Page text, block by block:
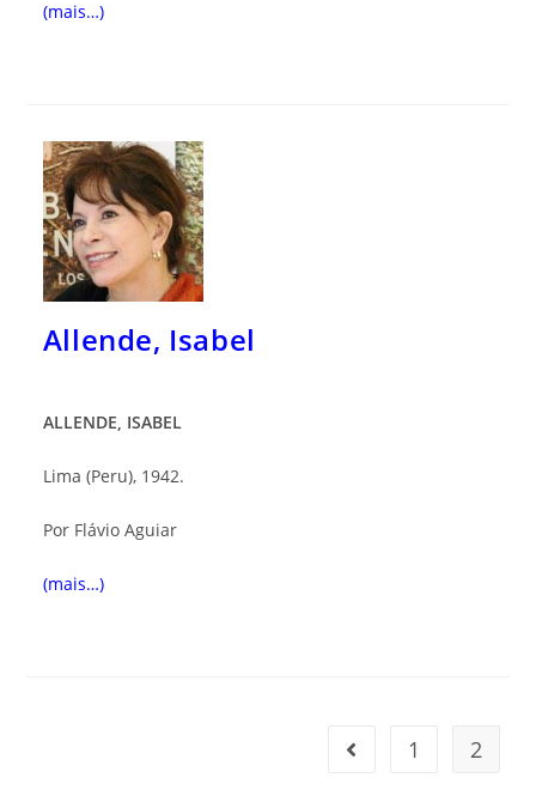
(mais…)
Allende, Isabel
ALLENDE, ISABEL
Lima (Peru), 1942.
Por Flávio Aguiar
(mais…)
1 2